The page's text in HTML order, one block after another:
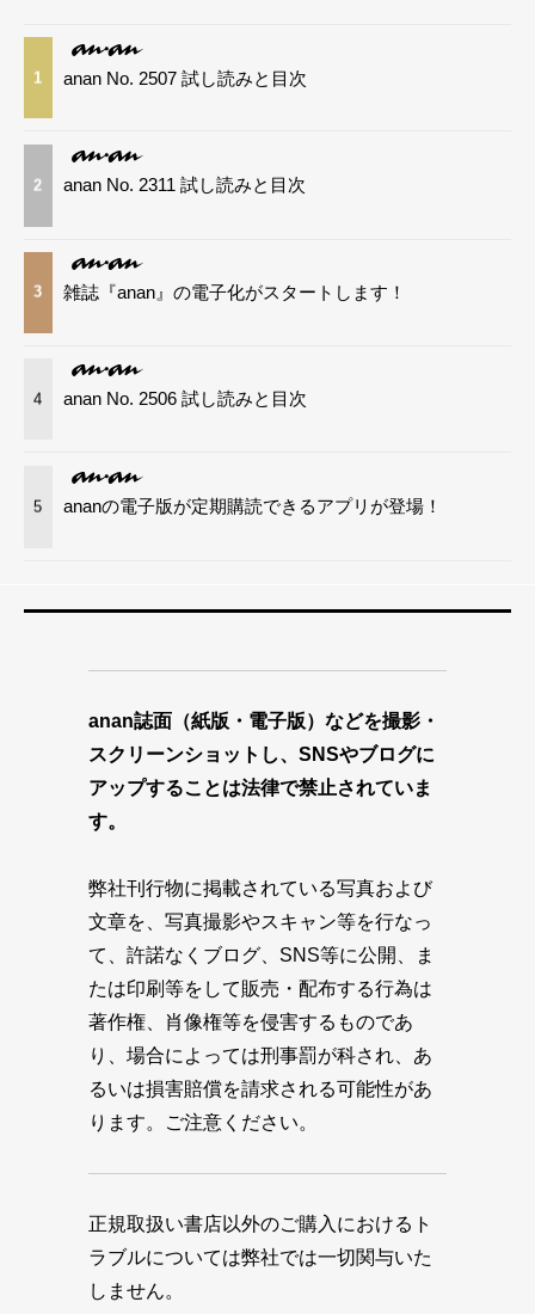
1 anan No. 2507 試し読みと目次
2 anan No. 2311 試し読みと目次
3 雑誌『anan』の電子化がスタートします！
4 anan No. 2506 試し読みと目次
5 ananの電子版が定期購読できるアプリが登場！
anan誌面（紙版・電子版）などを撮影・
スクリーンショットし、SNSやブログに
アップすることは法律で禁止されていま
す。
弊社刊行物に掲載されている写真および
文章を、写真撮影やスキャン等を行なっ
て、許諾なくブログ、SNS等に公開、ま
たは印刷等をして販売・配布する行為は
著作権、肖像権等を侵害するものであ
り、場合によっては刑事罰が科され、あ
るいは損害賠償を請求される可能性があ
ります。ご注意ください。
正規取扱い書店以外のご購入におけるト
ラブルについては弊社では一切関与いた
しません。